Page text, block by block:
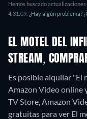
Hemos buscado
4:31:09. ¿Hay algún problema?
EL MOTEL DEL
STREAM,
Es posible alquilar "El
Amazon Video online
TV Store, Amazon
gratuitas para ver El